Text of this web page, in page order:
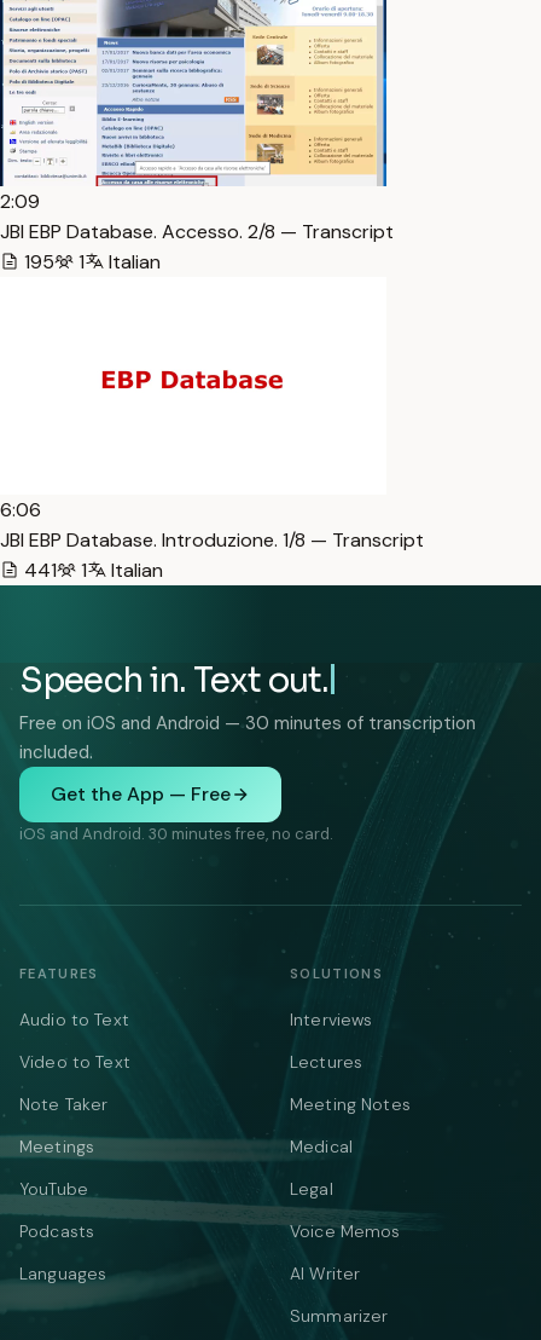
2:09
JBI EBP Database. Accesso. 2/8 — Transcript
195
1 Italian
6:06
JBI EBP Database. Introduzione. 1/8 — Transcript
441
1 Italian
Speech in. Text out.
Free on iOS and Android — 30 minutes of transcription
included.
Get the App — Free
iOS and Android. 30 minutes free, no card.
FEATURES
Audio to Text
Video to Text
Note Taker
Meetings
YouTube
Podcasts
Languages
SOLUTIONS
Interviews
Lectures
Meeting Notes
Medical
Legal
Voice Memos
AI Writer
Summarizer